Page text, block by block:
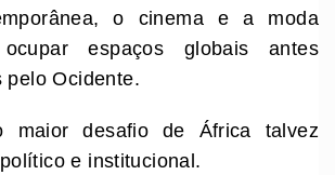
o cinema e a moda
espaços globais antes
pelo Ocidente.
maior desafio de África talvez
e institucional.